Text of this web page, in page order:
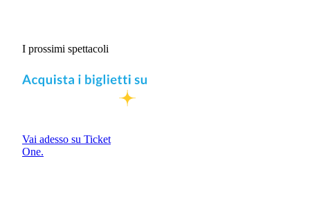
I prossimi spettacoli
Vai adesso su Ticket
One.